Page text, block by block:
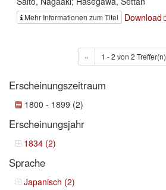
Mehr Informationen zum Titel Download
« 1 - 2 von 2 Treffer(n)
Erscheinungszeitraum
1800 - 1899 (2)
Erscheinungsjahr
1834 (2)
Sprache
Japanisch (2)